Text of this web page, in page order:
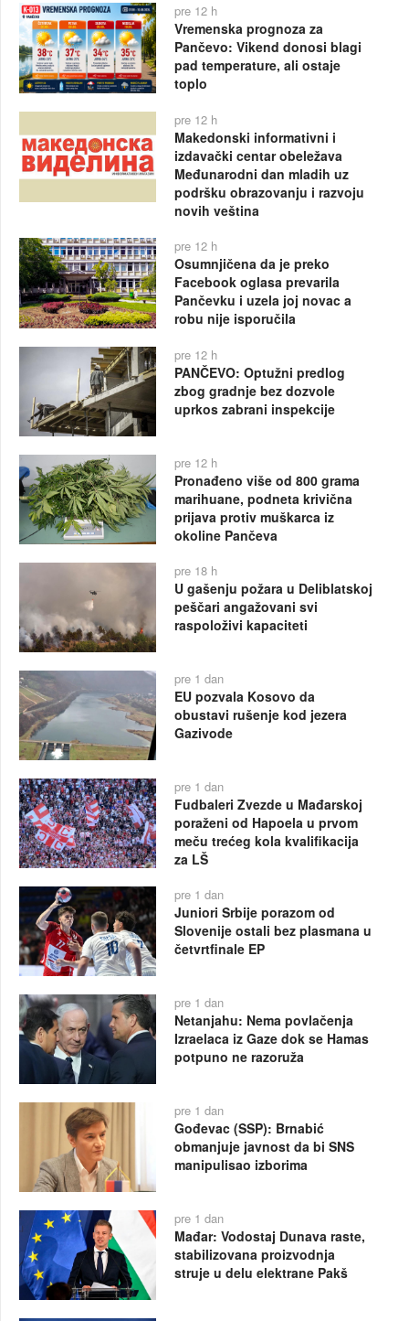
pre 12 h
Vremenska prognoza za
Pančevo: Vikend donosi blagi
pad temperature, ali ostaje
toplo
pre 12 h
Makedonski informativni i
izdavački centar obeležava
Međunarodni dan mladih uz
podršku obrazovanju i razvoju
novih veština
pre 12 h
Osumnjičena da je preko
Facebook oglasa prevarila
Pančevku i uzela joj novac a
robu nije isporučila
pre 12 h
PANČEVO: Optužni predlog
zbog gradnje bez dozvole
uprkos zabrani inspekcije
pre 12 h
Pronađeno više od 800 grama
marihuane, podneta krivična
prijava protiv muškarca iz
okoline Pančeva
pre 18 h
U gašenju požara u Deliblatskoj
peščari angažovani svi
raspoloživi kapaciteti
pre 1 dan
EU pozvala Kosovo da
obustavi rušenje kod jezera
Gazivode
pre 1 dan
Fudbaleri Zvezde u Mađarskoj
poraženi od Hapoela u prvom
meču trećeg kola kvalifikacija
za LŠ
pre 1 dan
Juniori Srbije porazom od
Slovenije ostali bez plasmana u
četvrtfinale EP
pre 1 dan
Netanjahu: Nema povlačenja
Izraelaca iz Gaze dok se Hamas
potpuno ne razoruža
pre 1 dan
Gođevac (SSP): Brnabić
obmanjuje javnost da bi SNS
manipulisao izborima
pre 1 dan
Mađar: Vodostaj Dunava raste,
stabilizovana proizvodnja
struje u delu elektrane Pakš